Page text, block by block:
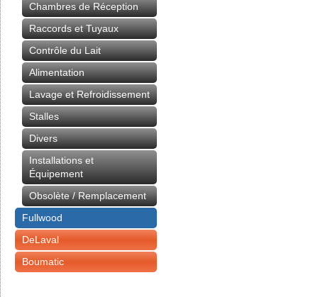
Chambres de Réception
Raccords et Tuyaux
Contrôle du Lait
Alimentation
Lavage et Refroidissement
Stalles
Divers
Installations et
Équipement
Obsolète / Remplacement
Fullwood
DeLaval
Boumatic